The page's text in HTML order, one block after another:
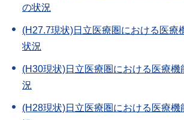
の状況
(H27.7現状)日立医療圏における医療
状況
(H30現状)日立医療圏における医療機
況
(H28現状)日立医療圏における医療機